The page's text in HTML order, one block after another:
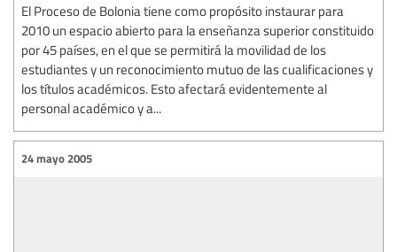
El Proceso de Bolonia tiene como propósito instaurar para
2010 un espacio abierto para la enseñanza superior constituido
por 45 países, en el que se permitirá la movilidad de los
estudiantes y un reconocimiento mutuo de las cualificaciones y
los títulos académicos. Esto afectará evidentemente al
personal académico y a...
24 mayo 2005